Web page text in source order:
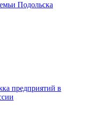
Подольска
предприятий в